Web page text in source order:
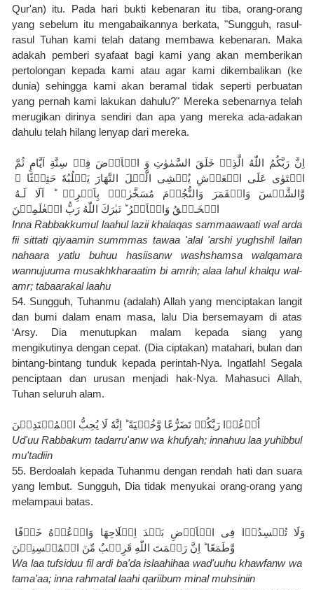
Qur'an) itu. Pada hari bukti kebenaran itu tiba, orang-orang
yang sebelum itu mengabaikannya berkata, "Sungguh, rasul-
rasul Tuhan kami telah datang membawa kebenaran. Maka
adakah pemberi syafaat bagi kami yang akan memberikan
pertolongan kepada kami atau agar kami dikembalikan (ke
dunia) sehingga kami akan beramal tidak seperti perbuatan
yang pernah kami lakukan dahulu?" Mereka sebenarnya telah
merugikan dirinya sendiri dan apa yang mereka ada-adakan
dahulu telah hilang lenyap dari mereka.
الۡخَـلۡقُ وَالۡاَمۡرُ‌ ؕ تَبٰرَكَ اللّٰهُ رَبُّ الۡعٰلَمِيۡنَ
Inna Rabbakkumul laahul lazii khalaqas sammaawaati wal arda
fii sittati qiyaamin summmas tawaa 'alal 'arshi yughshil lailan
nahaara yatlu buhuu hasiisanw washshamsa walqamara
wannujuuma musakhkharaatim bi amrih; alaa lahul khalqu wal-
amr; tabaarakal laahu
54. Sungguh, Tuhanmu (adalah) Allah yang menciptakan langit
dan bumi dalam enam masa, lalu Dia bersemayam di atas
‘Arsy. Dia menutupkan malam kepada siang yang
mengikutinya dengan cepat. (Dia ciptakan) matahari, bulan dan
bintang-bintang tunduk kepada perintah-Nya. Ingatlah! Segala
penciptaan dan urusan menjadi hak-Nya. Mahasuci Allah,
Tuhan seluruh alam.
Ud'uu Rabbakum tadarru'anw wa khufyah; innahuu laa yuhibbul
mu'tadiin
55. Berdoalah kepada Tuhanmu dengan rendah hati dan suara
yang lembut. Sungguh, Dia tidak menyukai orang-orang yang
melampaui batas.
وَّطَمَعًا‌ ؕ اِنَّ رَحۡمَتَ اللّٰهِ قَرِيۡبٌ مِّنَ الۡمُحۡسِنِيۡنَ
Wa laa tufsiduu fil ardi ba'da islaahihaa wad'uuhu khawfanw wa
tama'aa; inna rahmatal laahi qariibum minal muhsiniin